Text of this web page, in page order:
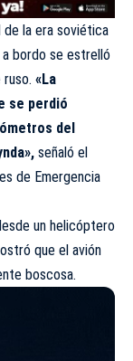
de la era soviética
bordo se estrelló
«La
se perdió
del
señaló el
de Emergencia
un helicóptero
que el avión
boscosa.